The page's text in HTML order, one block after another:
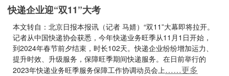
快递企业迎“双11”大考
本文转自：北京日报本报讯（记者 马婧）“双11”大幕即将拉开。
记者从中国快递协会获悉，今年快递业务旺季从11月1日开始，
到2024年春节前夕结束，时长102天。快递企业纷纷增加运力、
提升时效、升级服务，保障旺季期间快递服务。在日前举行的
2023年快递业务旺季服务保障工作协调动员会上……更多